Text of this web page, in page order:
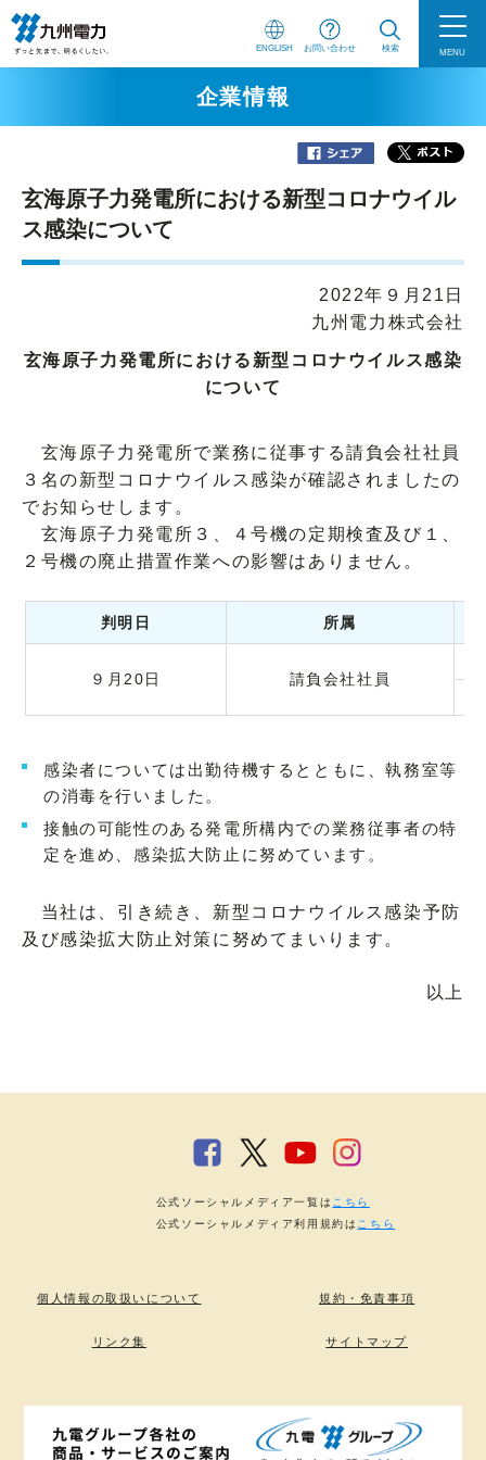
ENGLISH お問い合わせ 検索 MENU
企業情報
玄海原子力発電所における新型コロナウイル
ス感染について
2022年９月21日
九州電力株式会社
玄海原子力発電所における新型コロナウイルス感染
について
玄海原子力発電所で業務に従事する請負会社社員
３名の新型コロナウイルス感染が確認されましたの
でお知らせします。
玄海原子力発電所３、４号機の定期検査及び１、
２号機の廃止措置作業への影響はありません。
判明日 所属
９月20日 請負会社社員
感染者については出勤待機するとともに、執務室等
の消毒を行いました。
接触の可能性のある発電所構内での業務従事者の特
定を進め、感染拡大防止に努めています。
当社は、引き続き、新型コロナウイルス感染予防
及び感染拡大防止対策に努めてまいります。
以上
個人情報の取扱いについて 規約・免責事項
リンク集 サイトマップ
公式ソーシャルメディア一覧は こちら
公式ソーシャルメディア利用規約は こちら